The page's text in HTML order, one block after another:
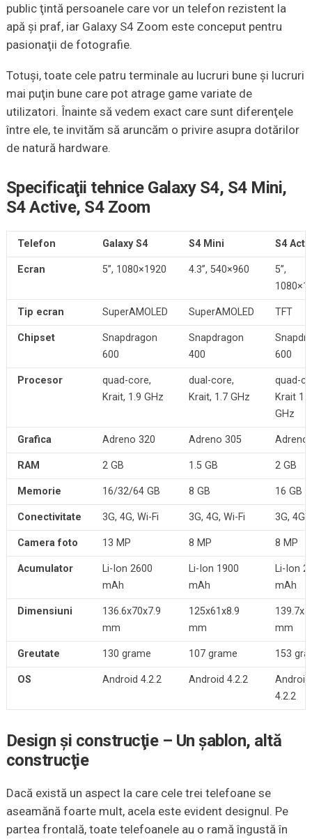
public ţintă persoanele care vor un telefon rezistent la
apă şi praf, iar Galaxy S4 Zoom este conceput pentru
pasionaţii de fotografie.
Totuşi, toate cele patru terminale au lucruri bune şi lucruri
mai puţin bune care pot atrage game variate de
utilizatori. Înainte să vedem exact care sunt diferenţele
între ele, te invităm să aruncăm o privire asupra dotărilor
de natură hardware.
Specificaţii tehnice Galaxy S4, S4 Mini,
S4 Active, S4 Zoom
Telefon Galaxy S4 S4 Mini S4
Ecran 5”, 1080×1920 4.3”, 540×960
5”,
Tip ecran SuperAMOLED SuperAMOLED TFT
Chipset
Snapdragon
600
Snapdragon
400
600
Procesor
quad-core,
Krait, 1.9 GHz
dual-core,
Krait, 1.7 GHz
quad-
Krait 1.9
GHz
Grafica Adreno 320 Adreno 305 Adreno
RAM 2 GB 1.5 GB 2 GB
Memorie 16/32/64 GB 8 GB 16 GB
Conectivitate 3G, 4G, Wi-Fi 3G, 4G, Wi-Fi 3G, 4G,
Camera foto 13 MP 8 MP 8 MP
Acumulator
Li-Ion 2600
mAh
Li-Ion 1900
mAh
Li-Ion
mAh
Dimensiuni
136.6x70x7.9
mm
125x61x8.9
mm
mm
Greutate 130 grame 107 grame 153
OS Android 4.2.2 Android 4.2.2
Android
4.2.2
Design şi construcţie – Un şablon, altă
construcţie
Dacă există un aspect la care cele trei telefoane se
aseamănă foarte mult, acela este evident designul. Pe
partea frontală, toate telefoanele au o ramă îngustă în